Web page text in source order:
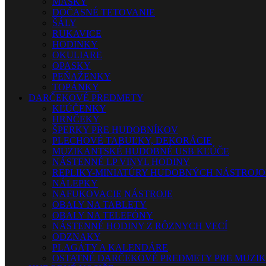
DOČASNÉ TETOVANIE
ŠÁLY
RUKAVICE
HODINKY
OKULIARE
OPASKY
PEŇAŽENKY
TOPÁNKY
DARČEKOVÉ PREDMETY
KĽÚČENKY
HRNČEKY
ŠPERKY PRE HUDOBNÍKOV
PLECHOVÉ TABUĽKY, DEKORÁCIE
MUZIKANTSKÉ HUDOBNÉ USB KĽÚČE
NÁSTENNÉ LP VINYL HODINY
REPLIKY-MINIATÚRY HUDOBNÝCH
NÁLEPKY
NAFUKOVACIE NÁSTROJE
OBALY NA TABLETY
OBALY NA TELEFÓNY
NÁSTENNÉ HODINY Z RÔZNYCH VECÍ
ODZNAKY
PLAGÁTY A KALENDÁRE
OSTATNÉ DARČEKOVÉ PREDMETY PRE